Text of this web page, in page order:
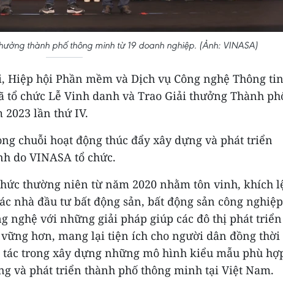
thành phố thông minh từ 19 doanh nghiệp. (Ảnh: VINASA)
Hiệp hội Phần mềm và Dịch vụ Công nghệ Thông tin
tổ chức Lễ Vinh danh và Trao Giải thưởng Thành
2023 lần thứ IV.
chuỗi hoạt động thúc đẩy xây dựng và phát triển
do VINASA tổ chức.
thường niên từ năm 2020 nhằm tôn vinh, khích
nhà đầu tư bất động sản, bất động sản công
nghệ với những giải pháp giúp các đô thị phát triển
hơn, mang lại tiện ích cho người dân đồng thời
trong xây dựng những mô hình kiểu mẫu phù
và phát triển thành phố thông minh tại Việt Nam.